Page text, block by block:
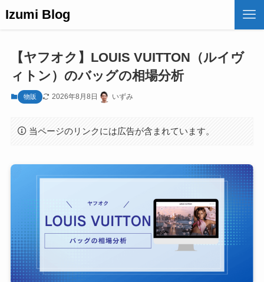
Izumi Blog
【ヤフオク】LOUIS VUITTON（ルイヴ
ィトン）のバッグの相場分析
物販 2026年8月8日 いずみ
当ページのリンクには広告が含まれています。